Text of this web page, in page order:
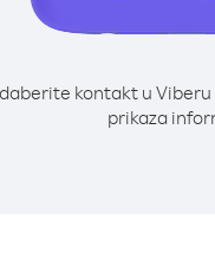
kontakt u
prikaza